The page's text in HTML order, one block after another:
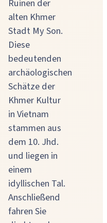
Ruinen der
alten Khmer
Stadt My Son.
Diese
bedeutenden
archäologischen
Schätze der
Khmer Kultur
in Vietnam
stammen aus
dem 10. Jhd.
und liegen in
einem
idyllischen Tal.
Anschließend
fahren Sie